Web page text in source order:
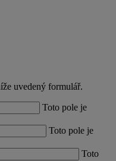
uvedený formulář.
Toto pole je
Toto pole je
Toto